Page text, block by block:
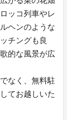
ッコ列車やレ
ヘンのような
チングも良
的な風景が広
なく、無料駐
てお越しいた